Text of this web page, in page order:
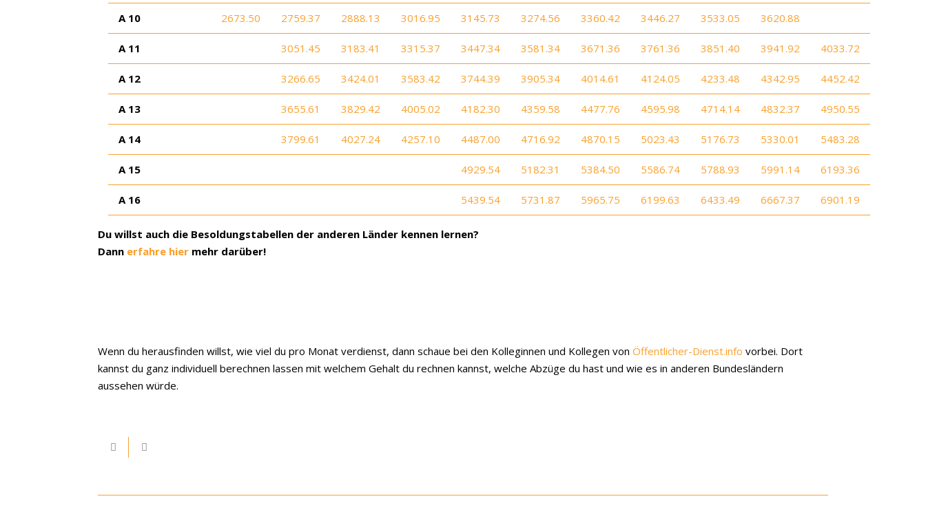
A 10 2673.50 2759.37 2888.13 3016.95 3145.73 3274.56 3360.42 3446.27 3533.05 3620.88
A 11 3051.45 3183.41 3315.37 3447.34 3581.34 3671.36 3761.36 3851.40 3941.92 4033.72
A 12 3266.65 3424.01 3583.42 3744.39 3905.34 4014.61 4124.05 4233.48 4342.95 4452.42
A 13 3655.61 3829.42 4005.02 4182.30 4359.58 4477.76 4595.98 4714.14 4832.37 4950.55
A 14 3799.61 4027.24 4257.10 4487.00 4716.92 4870.15 5023.43 5176.73 5330.01 5483.28
A 15 4929.54 5182.31 5384.50 5586.74 5788.93 5991.14 6193.36
A 16 5439.54 5731.87 5965.75 6199.63 6433.49 6667.37 6901.19
Du willst auch die Besoldungstabellen der anderen Länder kennen lernen?
Dann erfahre hier mehr darüber!
Wenn du herausfinden willst, wie viel du pro Monat verdienst, dann schaue bei den Kolleginnen und Kollegen von Öffentlicher-Dienst.info vorbei. Dort
kannst du ganz individuell berechnen lassen mit welchem Gehalt du rechnen kannst, welche Abzüge du hast und wie es in anderen Bundesländern
aussehen würde.